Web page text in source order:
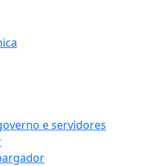
e servidores